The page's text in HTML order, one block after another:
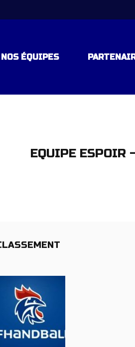
NOS ÉQUIPES
– EXCELLENCE
ANS (1) REGIONAL
ANS (1)
ANS (2)
EQUIPE ESPOIR